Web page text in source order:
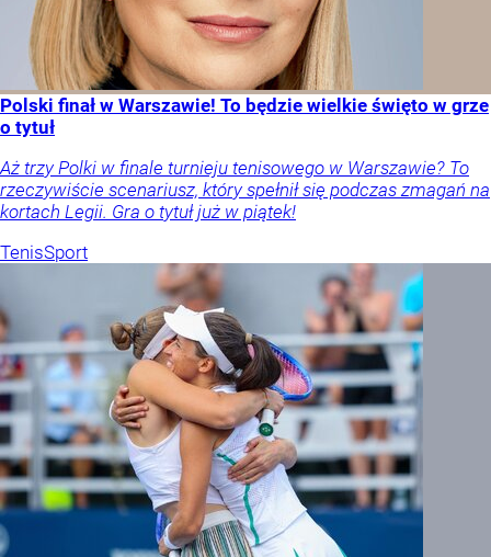
Polski finał w Warszawie! To będzie wielkie święto w grze
o tytuł
Aż trzy Polki w finale turnieju tenisowego w Warszawie? To
rzeczywiście scenariusz, który spełnił się podczas zmagań na
kortach Legii. Gra o tytuł już w piątek!
TenisSport